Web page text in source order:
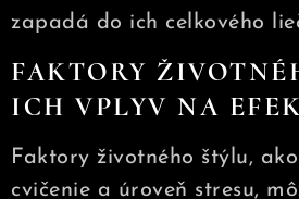
zapadá do ich celkového
FAKTORY
ICH VPLYV NA
Faktory životného štýlu,
cvičenie a úroveň stresu,